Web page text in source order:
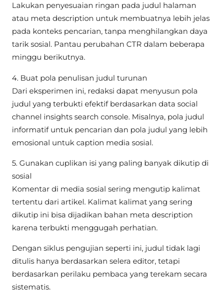
Lakukan penyesuaian ringan pada judul halaman
atau meta description untuk membuatnya lebih jelas
pada konteks pencarian, tanpa menghilangkan daya
tarik sosial. Pantau perubahan CTR dalam beberapa
minggu berikutnya.
4. Buat pola penulisan judul turunan
Dari eksperimen ini, redaksi dapat menyusun pola
judul yang terbukti efektif berdasarkan data social
channel insights search console. Misalnya, pola judul
informatif untuk pencarian dan pola judul yang lebih
emosional untuk caption media sosial.
5. Gunakan cuplikan isi yang paling banyak dikutip di
sosial
Komentar di media sosial sering mengutip kalimat
tertentu dari artikel. Kalimat kalimat yang sering
dikutip ini bisa dijadikan bahan meta description
karena terbukti menggugah perhatian.
Dengan siklus pengujian seperti ini, judul tidak lagi
ditulis hanya berdasarkan selera editor, tetapi
berdasarkan perilaku pembaca yang terekam secara
sistematis.